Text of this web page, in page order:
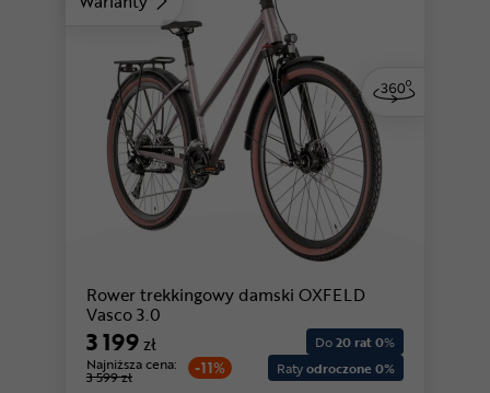
Rower trekkingowy damski OXFELD
Vasco 3.0
3 199zł
-11%
Najniższa cena:
3 599 zł
Do20 rat 0%
Ratyodroczone 0%